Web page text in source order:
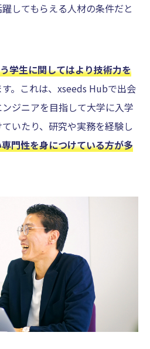
してもらえる人材の条件だと
学生に関してはより技術力を
。これは、xseeds Hubで出会
ジニアを目指して大学に入学
いたり、研究や実務を経験し
門性を身につけている方が多